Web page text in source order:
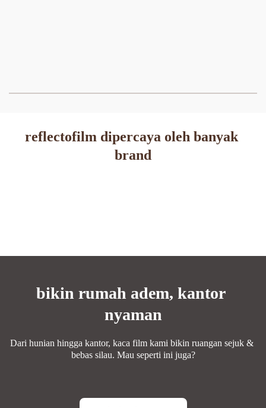
reflectofilm dipercaya oleh banyak
brand
bikin rumah adem, kantor
nyaman
Dari hunian hingga kantor, kaca film kami bikin ruangan sejuk &
bebas silau. Mau seperti ini juga?